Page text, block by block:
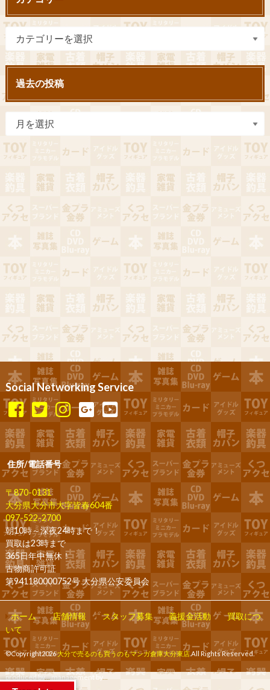
過去の投稿
Social Networking Service
住所/電話番号
〒870-0131
大分県大分市大字皆春604番
097-522-2700
朝10時～深夜24時まで！
買取は23時まで
365日年中無休！
古物商許可証
第941180000752号 大分県公安委員会
ホーム 店舗情報 スタッフ募集 義援金活動
買取につ
いて
©Copyright2026大分で売るのも買うのもマンガ倉庫大分東店.All Rights Reserved.
produced by...management by...